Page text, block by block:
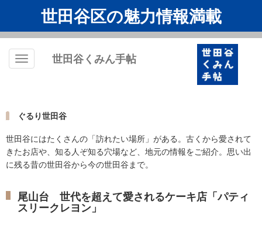
世田谷区の魅力情報満載
Toggle
世田谷くみん手帖
ぐるり世田谷
世田谷にはたくさんの「訪れたい場所」がある。古くから愛されて
きたお店や、知る人ぞ知る穴場など、地元の情報をご紹介。思い出
に残る昔の世田谷から今の世田谷まで。
尾山台 世代を超えて愛されるケーキ店「パティ
スリークレヨン」